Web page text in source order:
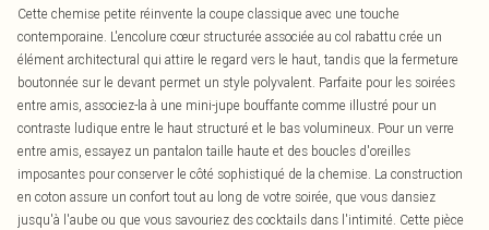
Cette chemise petite réinvente la coupe classique avec une touche
contemporaine. L'encolure cœur structurée associée au col rabattu crée un
élément architectural qui attire le regard vers le haut, tandis que la fermeture
boutonnée sur le devant permet un style polyvalent. Parfaite pour les soirées
entre amis, associez-la à une mini-jupe bouffante comme illustré pour un
contraste ludique entre le haut structuré et le bas volumineux. Pour un verre
entre amis, essayez un pantalon taille haute et des boucles d'oreilles
imposantes pour conserver le côté sophistiqué de la chemise. La construction
en coton assure un confort tout au long de votre soirée, que vous dansiez
jusqu'à l'aube ou que vous savouriez des cocktails dans l'intimité. Cette pièce